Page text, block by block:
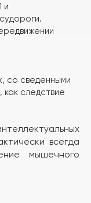
и
со сведенными
следствие
всегда
мышечного